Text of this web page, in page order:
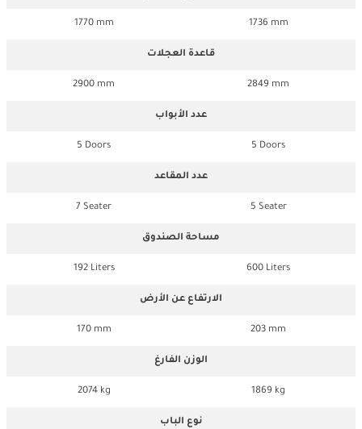
1736 mm
1770 mm
قاعدة العجلات
2849 mm
2900 mm
عدد الأبواب
5 Doors
5 Doors
عدد المقاعد
5 Seater
7 Seater
مساحة الصندوق
600 Liters
192 Liters
الارتفاع عن الأرض
203 mm
170 mm
الوزن الفارغ
1869 kg
2074 kg
نوع الباب